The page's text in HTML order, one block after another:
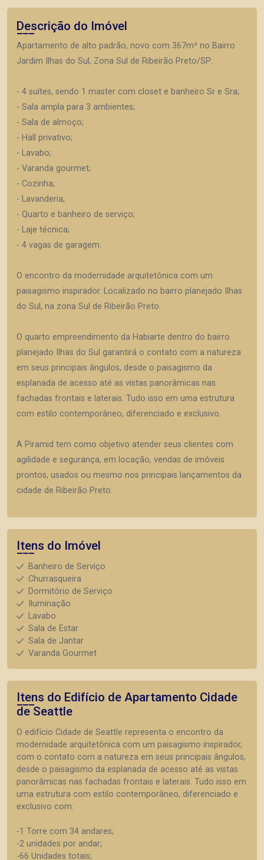
Descrição do Imóvel
Apartamento de alto padrão, novo com 367m² no Bairro
Jardim Ilhas do Sul, Zona Sul de Ribeirão Preto/SP:
- 4 suítes, sendo 1 master com closet e banheiro Sr e Sra;
- Sala ampla para 3 ambientes;
- Sala de almoço;
- Hall privativo;
- Lavabo;
- Varanda gourmet;
- Cozinha;
- Lavanderia;
- Quarto e banheiro de serviço;
- Laje técnica;
- 4 vagas de garagem.
O encontro da modernidade arquitetônica com um
paisagismo inspirador. Localizado no bairro planejado Ilhas
do Sul, na zona Sul de Ribeirão Preto.
O quarto empreendimento da Habiarte dentro do bairro
planejado Ilhas do Sul garantirá o contato com a natureza
em seus principais ângulos, desde o paisagismo da
esplanada de acesso até as vistas panorâmicas nas
fachadas frontais e laterais. Tudo isso em uma estrutura
com estilo contemporâneo, diferenciado e exclusivo.
A Piramid tem como objetivo atender seus clientes com
agilidade e segurança, em locação, vendas de imóveis
prontos, usados ou mesmo nos principais lançamentos da
cidade de Ribeirão Preto.
Itens do Imóvel
Banheiro de Serviço
Churrasqueira
Dormitório de Serviço
Iluminação
Lavabo
Sala de Estar
Sala de Jantar
Varanda Gourmet
Itens do Edifício de Apartamento Cidade
de Seattle
O edifício Cidade de Seattle representa o encontro da
modernidade arquitetônica com um paisagismo inspirador,
com o contato com a natureza em seus principais ângulos,
desde o paisagismo da esplanada de acesso até as vistas
panorâmicas nas fachadas frontais e laterais. Tudo isso em
uma estrutura com estilo contemporâneo, diferenciado e
exclusivo com:
-1 Torre com 34 andares;
-2 unidades por andar;
-66 Unidades totais;